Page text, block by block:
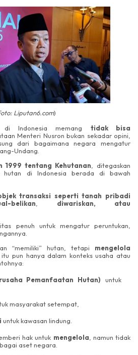
Liputan6.com)
di Indonesia memang tidak bisa
Menteri Nusron bukan sekadar opini,
dari bagaimana negara mengatur
Undang.
1999 tentang Kehutanan , ditegaskan
hutan di Indonesia berada di bawah
transaksi seperti tanah pribadi
diwariskan, atau
penuh untuk mengatur peruntukan,
“memiliki” hutan, tetapi mengelola
pun hanya dalam konteks usaha atau
Pemanfaatan Hutan) untuk
masyarakat setempat,
untuk kawasan lindung.
hak untuk mengelola, namun tidak
aset negara.